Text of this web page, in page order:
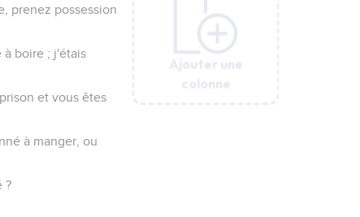
Ajouter une
colonne
prenez possession
à boire ; j'étais
et vous êtes
à manger, ou
?
Ajouter une
colonne
Ajouter une
colonne
Ajouter une
colonne
Ajouter une
colonne